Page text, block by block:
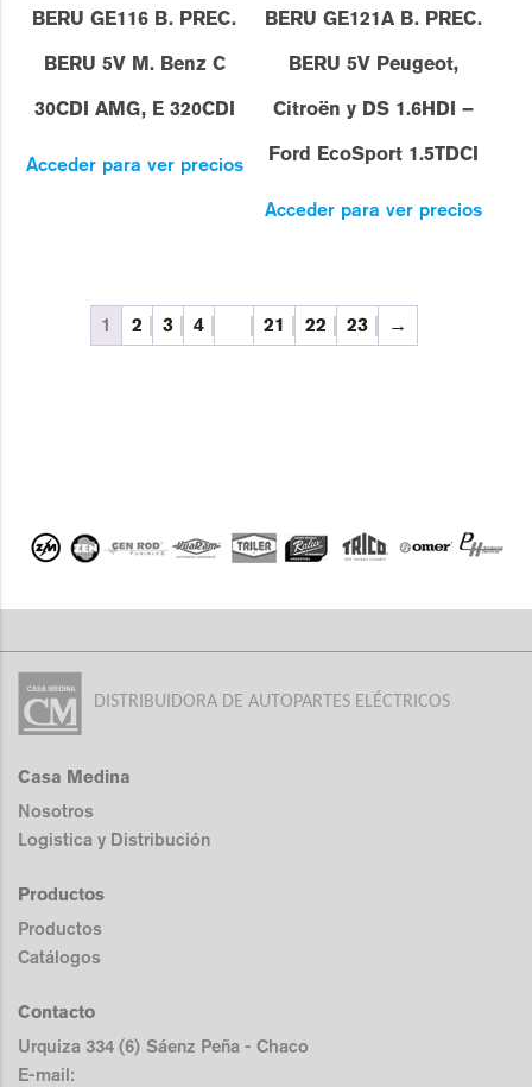
BERU GE116 B. PREC.
BERU 5V M. Benz C
30CDI AMG, E 320CDI
Acceder para ver precios
BERU GE121A B. PREC.
BERU 5V Peugeot,
Citroën y DS 1.6HDI –
Ford EcoSport 1.5TDCI
Acceder para ver precios
1 2 3 4 21 22 23 →
DISTRIBUIDORA DE AUTOPARTES ELÉCTRICOS
Casa Medina
Nosotros
Logistica y Distribución
Productos
Productos
Catálogos
Contacto
Urquiza 334 (6) Sáenz Peña - Chaco
E-mail: